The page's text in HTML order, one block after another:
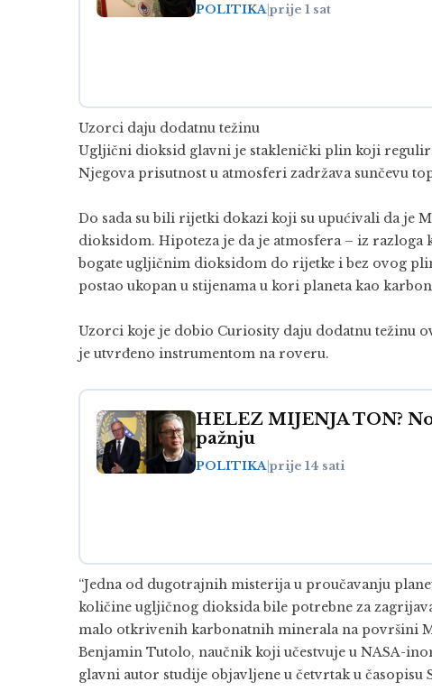
POLITIKAprije 1 sat
Uzorci daju dodatnu težinu
Ugljični dioksid glavni je staklenički plin koji
Njegova prisutnost u atmosferi zadržava sunčevu
Do sada su bili rijetki dokazi koji su upućivali da je
dioksidom. Hipoteza je da je atmosfera – iz
bogate ugljičnim dioksidom do rijetke i bez ovog
postao ukopan u stijenama u kori planeta kao
Uzorci koje je dobio Curiosity daju dodatnu težinu
je utvrđeno instrumentom na roveru.
HELEZ MIJENJA TON?
pažnju
POLITIKAprije 14 sati
“Jedna od dugotrajnih misterija u proučavanju
količine ugljičnog dioksida bile potrebne za
malo otkrivenih karbonatnih minerala na površini
Benjamin Tutolo, naučnik koji učestvuje u NASA-
glavni autor studije objavljene u četvrtak u časopisu